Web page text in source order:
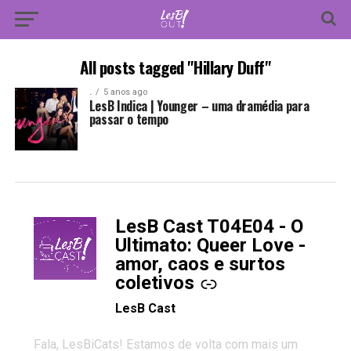
All posts tagged "Hillary Duff"
. 5 anos ago
LesB Indica | Younger – uma dramédia para
passar o tempo
LesB Cast T04E04 - O
Ultimato: Queer Love -
amor, caos e surtos
coletivos
-
LesB Cast
Fala, LesBiCats! Estamos de volta com mais um